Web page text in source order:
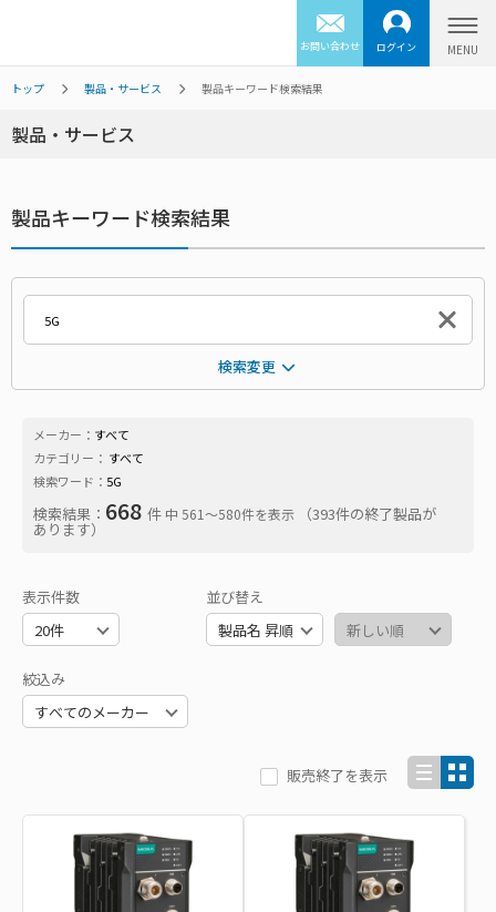
お問い合わせ ログイン
トップ 製品・サービス 製品キーワード検索結果
製品・サービス
製品キーワード検索結果
検索変更
メーカー： すべて
カテゴリー： すべて
検索ワード： 5G
検索結果： 668 件 中 561〜580件を表示 （393件の終了製品が
あります）
表示件数 並び替え
絞込み
販売終了を表示